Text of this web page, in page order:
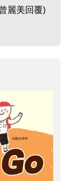
麗美回覆)